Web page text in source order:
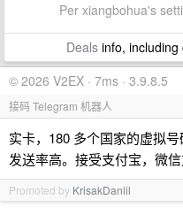
Per xiangbohua's
Dealsinfo, including
© 2026 V2EX · 7ms · 3.9.8.5
接码 Telegram 机器人
实卡，180 多个国家的虚拟
发送率高。接受支付宝，微
Promoted by KrisakDaniil